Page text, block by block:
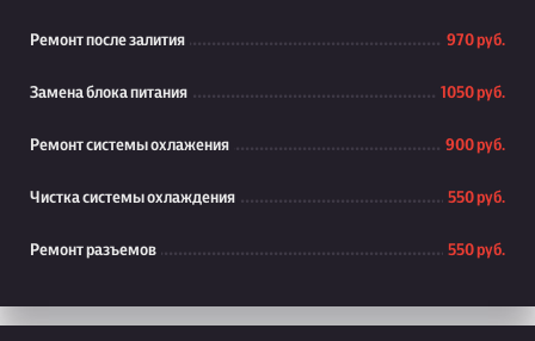
Ремонт после залития 970 руб.
Замена блока питания 1050 руб.
Ремонт системы охлажения 900 руб.
Чистка системы охлаждения 550 руб.
Ремонт разъемов 550 руб.